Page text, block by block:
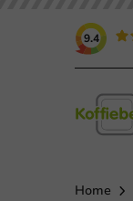
9.4
Home